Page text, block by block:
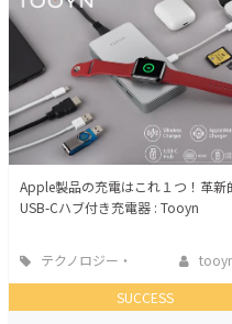
CAMPFIRE Creation
machi-ya コミュニティ
Apple製品の充電はこれ１つ！革新
USB-Cハブ付き充電器 : Tooyn
テクノロジー・
SUCCESS